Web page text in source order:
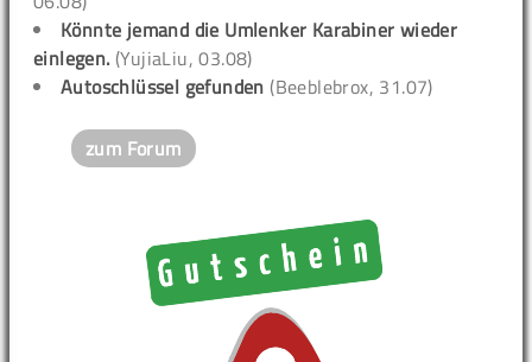
Könnte jemand die Umlenker Karabiner wieder
einlegen. (YujiaLiu, 03.08)
Autoschlüssel gefunden (Beeblebrox, 31.07)
zum Forum